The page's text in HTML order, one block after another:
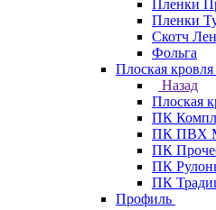
Пленки
Пленки
Скотч
Фольга
Плоская кровля
Назад
Плоская
ПК
ПК ПВХ
ПК
ПК
ПК
Профиль